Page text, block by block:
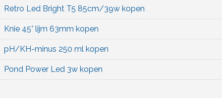
Retro Led Bright T5 85cm/39w kopen
Knie 45° lijm 63mm kopen
pH/KH-minus 250 ml kopen
Pond Power Led 3w kopen